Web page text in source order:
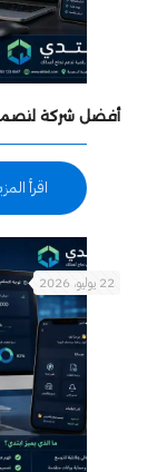
أفضل شركة
اقرأ
22 يوليو، 2026